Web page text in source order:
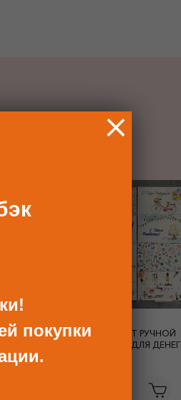
КОНВЕРТ РУЧНОЙ
РАБОТЫ ДЛЯ ДЕНЕГ
покупки